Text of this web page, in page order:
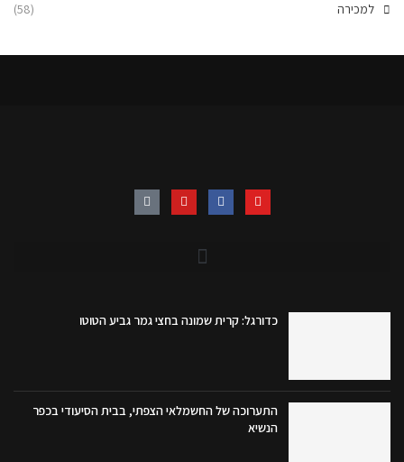
למכירה (58)
כדורגל: קרית שמונה בחצי גמר גביע הטוטו
התערוכה של החשמלאי הצפתי, בבית הסיעודי בכפר
הנשיא